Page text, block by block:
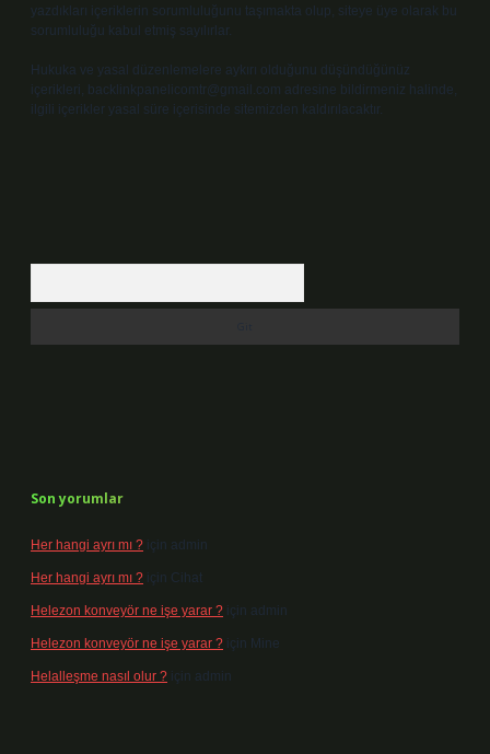
yazdıkları içeriklerin sorumluluğunu taşımakta olup, siteye üye olarak bu
sorumluluğu kabul etmiş sayılırlar.
Hukuka ve yasal düzenlemelere aykırı olduğunu düşündüğünüz
içerikleri, backlinkpanelicomtr@gmail.com adresine bildirmeniz halinde,
ilgili içerikler yasal süre içerisinde sitemizden kaldırılacaktır.
Son yorumlar
Her hangi ayrı mı ? için admin
Her hangi ayrı mı ? için Cihat
Helezon konveyör ne işe yarar ? için admin
Helezon konveyör ne işe yarar ? için Mine
Helalleşme nasıl olur ? için admin